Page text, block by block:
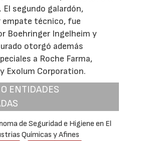
El segundo galardón,
empate técnico, fue
Boehringer Ingelheim y
otorgó además
a Roche Farma,
Exolum Corporation.
ENTIDADES
de Seguridad e Higiene en El
Químicas y Afines